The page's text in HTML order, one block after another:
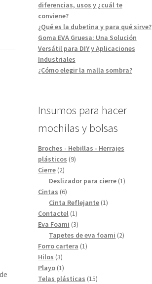
diferencias, usos y ¿cuál te
conviene?
¿Qué es la dubetina y para qué sirve?
Goma EVA Gruesa: Una Solución
Versátil para DIY y Aplicaciones
Industriales
¿Cómo elegir la malla sombra?
Insumos para hacer
mochilas y bolsas
Broches - Hebillas - Herrajes
plásticos 99
Cierre 22
productos
Deslizador para cierre 11
Cintas 66
productos
Cinta Reflejante 11
Contactel 11
producto
Eva Foami 33
productos
Tapetes de eva foami 22
Forro cartera 11
Hilos 33
productos
Playo 11
producto
Telas plásticas 1515